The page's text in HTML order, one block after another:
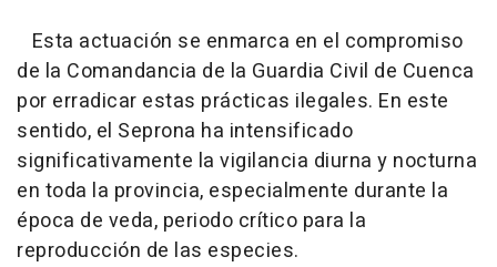
Esta actuación se enmarca en el compromiso
de la Comandancia de la Guardia Civil de Cuenca
por erradicar estas prácticas ilegales. En este
sentido, el Seprona ha intensificado
significativamente la vigilancia diurna y nocturna
en toda la provincia, especialmente durante la
época de veda, periodo crítico para la
reproducción de las especies.